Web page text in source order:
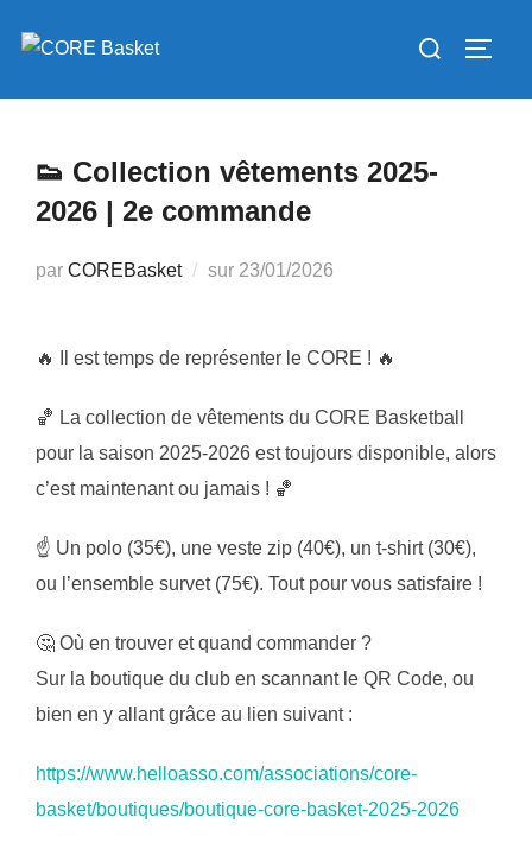
Rechercher :
👟 Collection vêtements 2025-
2026 | 2e commande
par COREBasket sur Publié
23/01/2026
🔥 Il est temps de représenter le CORE ! 🔥
🏀 La collection de vêtements du CORE Basketball
pour la saison 2025-2026 est toujours disponible, alors
c’est maintenant ou jamais ! 🏀
☝ Un polo (35€), une veste zip (40€), un t-shirt (30€),
ou l’ensemble survet (75€). Tout pour vous satisfaire !
🤔 Où en trouver et quand commander ?
Sur la boutique du club en scannant le QR Code, ou
bien en y allant grâce au lien suivant :
https://www.helloasso.com/associations/core-
basket/boutiques/boutique-core-basket-2025-2026